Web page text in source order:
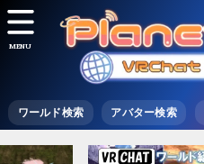
ワールド検索 アバター検索
MENU